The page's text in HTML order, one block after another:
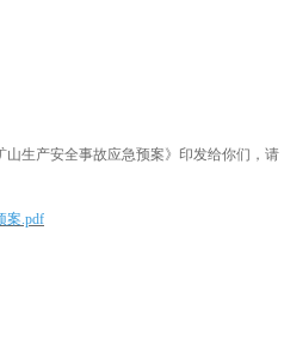
生产安全事故应急预案》印发给你们，请
案.pdf